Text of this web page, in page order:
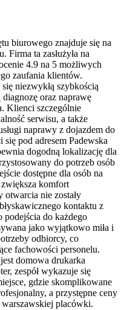
biurowego znajduje się na
Firma ta zasłużyła na
4.9 na 5 możliwych
zaufania klientów.
niezwykłą szybkością
diagnozę oraz naprawę
Klienci szczególnie
serwisu, a także
naprawy z dojazdem do
pod adresem Padewska
dogodną lokalizację dla
do potrzeb osób
dostępne dla osób na
komfort
otwarcia nie zostały
kontaktu z
podejścia do każdego
jako wyjątkowo miła i
odbiorcy, co
fachowości personelu.
domowa drukarka
zespół wykazuje się
gdzie skomplikowane
a przystępne ceny
placówki.